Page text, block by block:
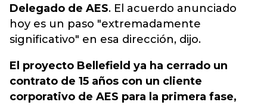
Delegado de AES. El acuerdo anunciado
hoy es un paso "extremadamente
significativo" en esa dirección, dijo.
El proyecto Bellefield ya ha cerrado un
contrato de 15 años con un cliente
corporativo de AES para la primera fase,